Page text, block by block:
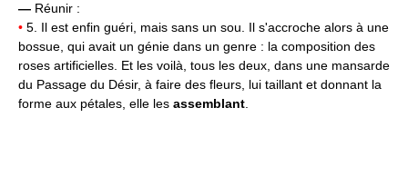
— Réunir :
• 5. Il est enfin guéri, mais sans un sou. Il s'accroche alors à une
bossue, qui avait un génie dans un genre : la composition des
roses artificielles. Et les voilà, tous les deux, dans une mansarde
du Passage du Désir, à faire des fleurs, lui taillant et donnant la
forme aux pétales, elle les assemblant